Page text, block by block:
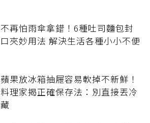
不再怕雨傘拿錯！6種吐司麵包封
口夾妙用法 解決生活各種小小不便
蘋果放冰箱抽屜容易軟掉不新鮮！
料理家揭正確保存法：別直接丟冷
藏